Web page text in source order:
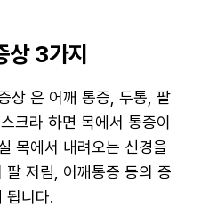
상 3가지
상 은 어깨 통증, 두통, 팔
크라 하면 목에서 통증이
목에서 내려오는 신경을
팔 저림, 어깨통증 등의 증
됩니다.